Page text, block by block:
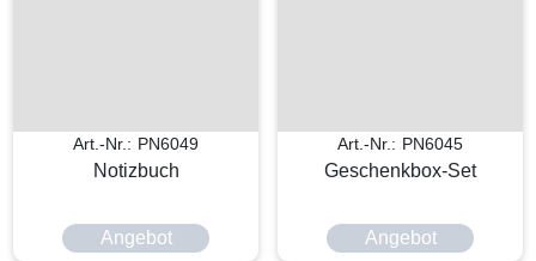
Art.-Nr.: PN6049
Notizbuch
Angebot
Art.-Nr.: PN6045
Geschenkbox-Set
Angebot